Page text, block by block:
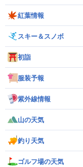
紅葉情報
スキー＆スノボ
初詣
服装予報
紫外線情報
山の天気
釣り天気
ゴルフ場の天気